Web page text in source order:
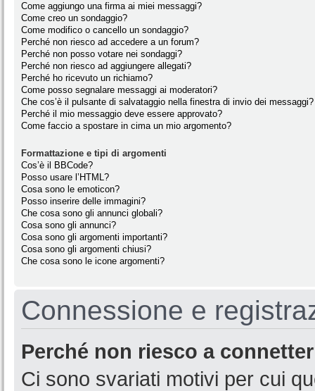
Come aggiungo una firma ai miei messaggi?
Come creo un sondaggio?
Come modifico o cancello un sondaggio?
Perché non riesco ad accedere a un forum?
Perché non posso votare nei sondaggi?
Perché non riesco ad aggiungere allegati?
Perché ho ricevuto un richiamo?
Come posso segnalare messaggi ai moderatori?
Che cos’è il pulsante di salvataggio nella finestra di invio dei messaggi?
Perché il mio messaggio deve essere approvato?
Come faccio a spostare in cima un mio argomento?
Formattazione e tipi di argomenti
Cos’è il BBCode?
Posso usare l’HTML?
Cosa sono le emoticon?
Posso inserire delle immagini?
Che cosa sono gli annunci globali?
Cosa sono gli annunci?
Cosa sono gli argomenti importanti?
Cosa sono gli argomenti chiusi?
Che cosa sono le icone argomenti?
Connessione e
Perché non riesco a
Ci sono svariati motivi per cui